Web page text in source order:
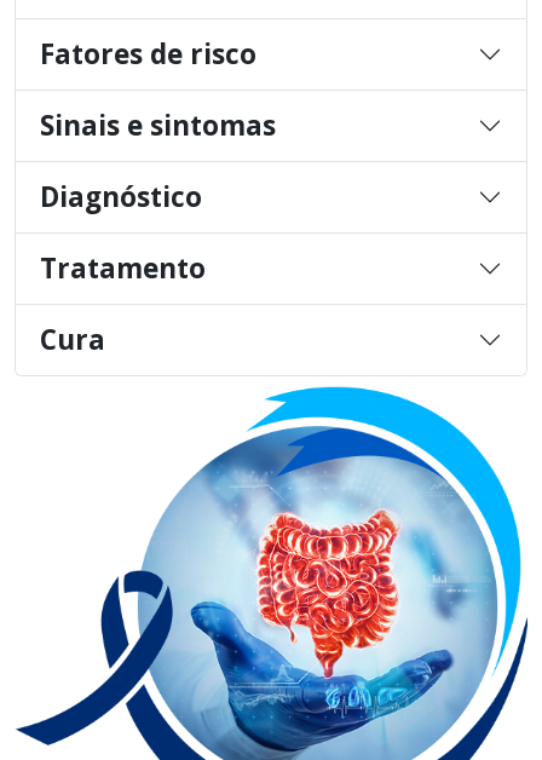
Fatores de risco
Sinais e sintomas
Diagnóstico
Tratamento
Cura